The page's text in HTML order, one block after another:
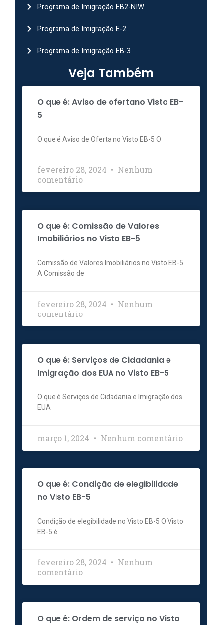
Programa de Imigração EB2-NIW
Programa de Imigração E-2
Programa de Imigração EB-3
Veja Também
O que é: Aviso de ofertano Visto EB-
5
O que é Aviso de Oferta no Visto EB-5 O
fevereiro 28, 2024
Nenhum
comentário
O que é: Comissão de Valores
Imobiliários no Visto EB-5
Comissão de Valores Imobiliários no Visto EB-5
A Comissão de
fevereiro 28, 2024
Nenhum
comentário
O que é: Serviços de Cidadania e
Imigração dos EUA no Visto EB-5
O que é Serviços de Cidadania e Imigração dos
EUA
março 1, 2024 Nenhum comentário
O que é: Condição de elegibilidade
no Visto EB-5
Condição de elegibilidade no Visto EB-5 O Visto
EB-5 é
fevereiro 28, 2024
Nenhum
comentário
O que é: Ordem de serviço no Visto